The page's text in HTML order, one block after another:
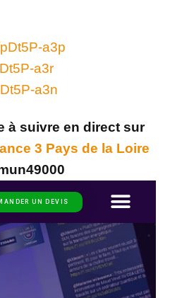
a3p
a3r
a3n
à suivre en direct sur
3 Pays de la Loire